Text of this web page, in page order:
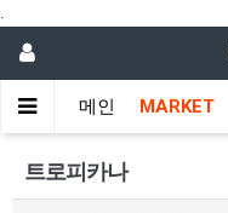
.
메인 MARKET
트로피카나